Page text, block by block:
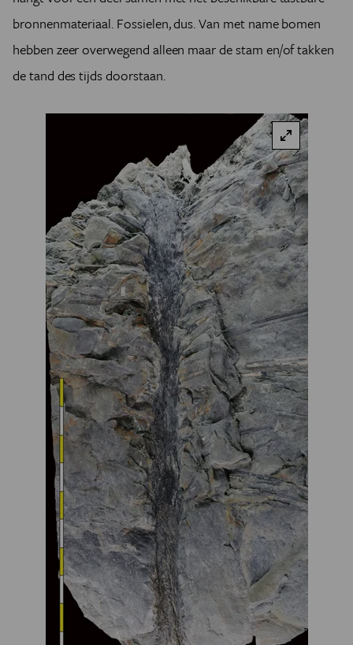
bronnenmateriaal. Fossielen, dus. Van met name bomen
hebben zeer overwegend alleen maar de stam en/of takken
de tand des tijds doorstaan.